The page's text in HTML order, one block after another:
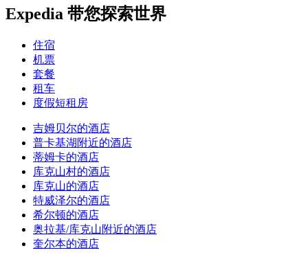
Expedia 带您探索世界
住宿
机票
套餐
租车
度假短租房
吉姆贝尔的酒店
普卡基湖附近的酒店
蒂姆卡的酒店
库克山村的酒店
库克山的酒店
特威泽尔的酒店
希尔顿的酒店
奥拉基/库克山附近的酒店
奎尔本的酒店